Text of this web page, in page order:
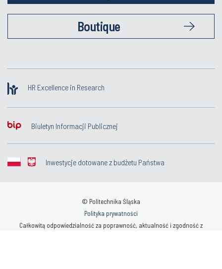
Boutique
HR Excellence in Research
Biuletyn Informacji Publicznej
Inwestycje dotowane z budżetu Państwa
© Politechnika Śląska
Polityka prywatności
Całkowitą odpowiedzialność za poprawność, aktualność i zgodność z